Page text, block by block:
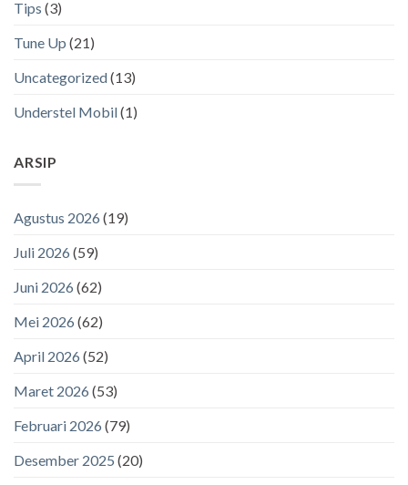
Tips (3)
Tune Up (21)
Uncategorized(13)
Understel Mobil(1)
ARSIP
Agustus 2026 (19)
Juli 2026 (59)
Juni 2026 (62)
Mei 2026 (62)
April 2026 (52)
Maret 2026 (53)
Februari 2026 (79)
Desember 2025 (20)